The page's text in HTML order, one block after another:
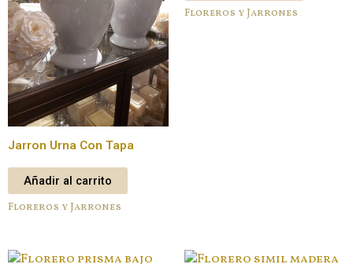
Jarron Urna Con Tapa
Añadir al carrito
Floreros y Jarrones
Floreros y Jarrones